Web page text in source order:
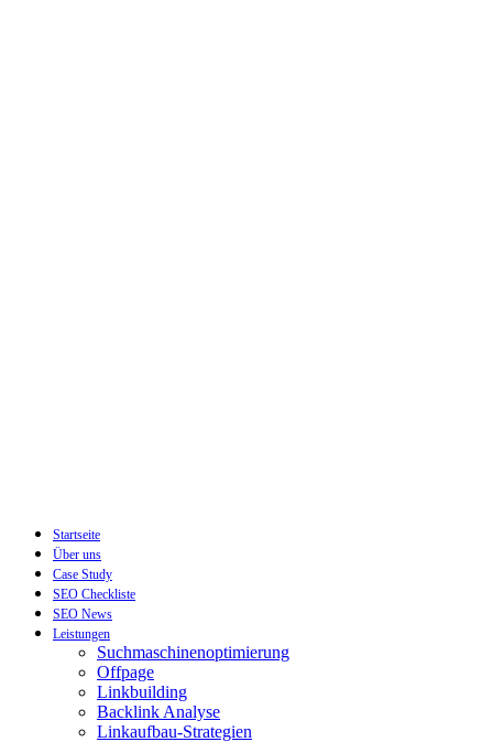
Startseite
Über uns
Case Study
SEO Checkliste
SEO News
Leistungen
Suchmaschinenoptimierung
Offpage
Linkbuilding
Backlink Analyse
Linkaufbau-Strategien